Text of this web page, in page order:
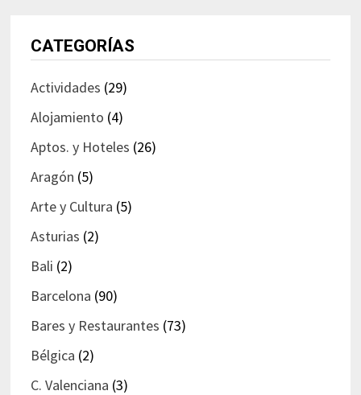
CATEGORÍAS
Actividades (29)
Alojamiento (4)
Aptos. y Hoteles (26)
Aragón (5)
Arte y Cultura (5)
Asturias (2)
Bali (2)
Barcelona (90)
Bares y Restaurantes (73)
Bélgica (2)
C. Valenciana (3)